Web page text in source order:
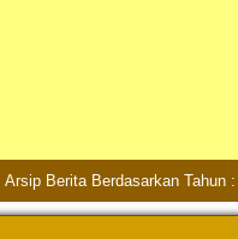
Arsip Berita Berdasarkan Tahun :